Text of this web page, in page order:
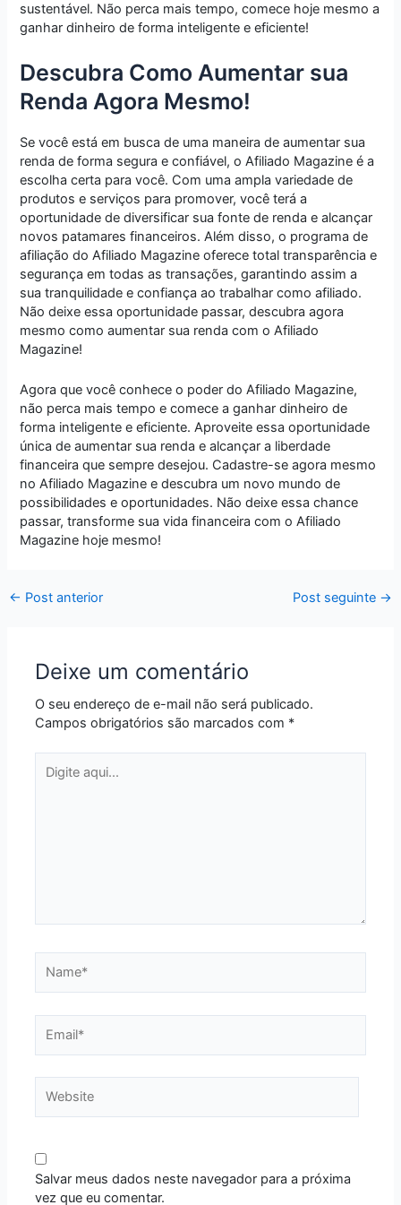
sustentável. Não perca mais tempo, comece hoje mesmo a
ganhar dinheiro de forma inteligente e eficiente!
Descubra Como Aumentar sua
Renda Agora Mesmo!
Se você está em busca de uma maneira de aumentar sua
renda de forma segura e confiável, o Afiliado Magazine é a
escolha certa para você. Com uma ampla variedade de
produtos e serviços para promover, você terá a
oportunidade de diversificar sua fonte de renda e alcançar
novos patamares financeiros. Além disso, o programa de
afiliação do Afiliado Magazine oferece total transparência e
segurança em todas as transações, garantindo assim a
sua tranquilidade e confiança ao trabalhar como afiliado.
Não deixe essa oportunidade passar, descubra agora
mesmo como aumentar sua renda com o Afiliado
Magazine!
Agora que você conhece o poder do Afiliado Magazine,
não perca mais tempo e comece a ganhar dinheiro de
forma inteligente e eficiente. Aproveite essa oportunidade
única de aumentar sua renda e alcançar a liberdade
financeira que sempre desejou. Cadastre-se agora mesmo
no Afiliado Magazine e descubra um novo mundo de
possibilidades e oportunidades. Não deixe essa chance
passar, transforme sua vida financeira com o Afiliado
Magazine hoje mesmo!
← Post anterior Post seguinte →
Deixe um comentário
O seu endereço de e-mail não será publicado.
Campos obrigatórios são marcados com *
aqui...
Salvar meus dados neste navegador para a próxima
vez que eu comentar.